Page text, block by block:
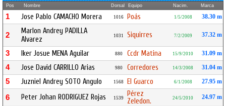
Pos Nombre Dorsal Equipo Nacim. Marca
1 Jose Pablo CAMACHO Morera 1016 Poás 1/5/2008 38.30 m
2
Marlon Andrey PADILLA
Alvarez
1031 Siquirres 7/2/2009 37.32 m
3 Iker Josue MENA Aguilar 880 Ccdr Matina 15/9/2010 31.09 m
4 Jose David CARRILLO Arias 980 Corredores 14/3/2008 31.04 m
5 Juzniel Andrey SOTO Angulo 1568 El Guarco 6/1/2008 27.95 m
6 Peter Johan RODRIGUEZ Rojas 1539
Pérez
Zeledon.
24/5/2010 24.97 m